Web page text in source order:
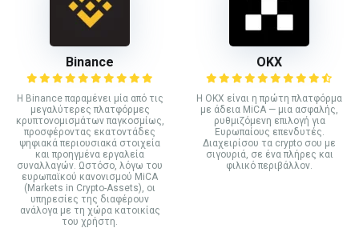
Binance
Η Binance παραμένει μία από τις
μεγαλύτερες πλατφόρμες
κρυπτονομισμάτων παγκοσμίως,
προσφέροντας εκατοντάδες
ψηφιακά περιουσιακά στοιχεία
και προηγμένα εργαλεία
συναλλαγών. Ωστόσο, λόγω του
ευρωπαϊκού κανονισμού MiCA
(Markets in Crypto-Assets), οι
υπηρεσίες της διαφέρουν
ανάλογα με τη χώρα κατοικίας
του χρήστη.
ΟΚΧ
Η OKX είναι η πρώτη πλατφόρμα
με άδεια MiCA — μια ασφαλής,
ρυθμιζόμενη επιλογή για
Ευρωπαίους επενδυτές.
Διαχειρίσου τα crypto σου με
σιγουριά, σε ένα πλήρες και
φιλικό περιβάλλον.